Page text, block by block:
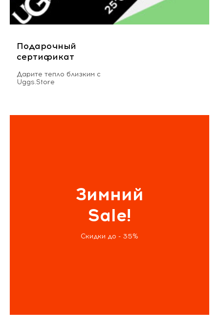
Подарочный
сертификат
Дарите тепло близким с
Uggs.Store
Зимний
Sale!
Скидки до - 35%